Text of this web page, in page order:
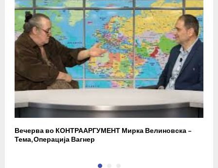
Вечерва во КОНТРААРГУМЕНТ Мирка Велиновска –
Тема, Операција Вагнер